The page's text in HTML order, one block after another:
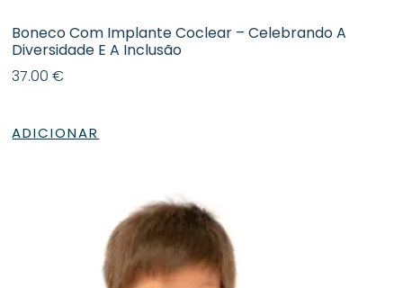
Boneco Com Implante Coclear – Celebrando A
Diversidade E A Inclusão
37.00€
ADICIONAR